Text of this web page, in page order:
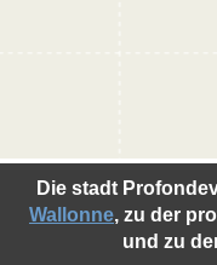
Die stadt
Wallonne, zu der
und zu